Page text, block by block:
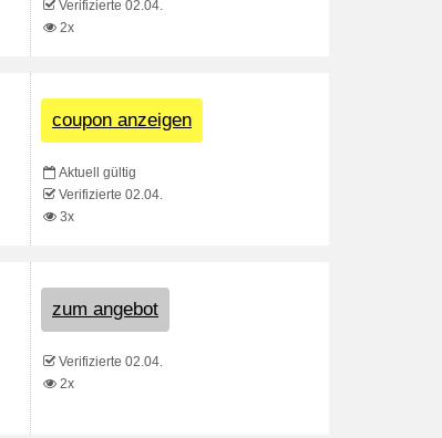
Verifizierte 02.04.
2x
coupon anzeigen
Aktuell gültig
Verifizierte 02.04.
3x
zum angebot
Verifizierte 02.04.
2x